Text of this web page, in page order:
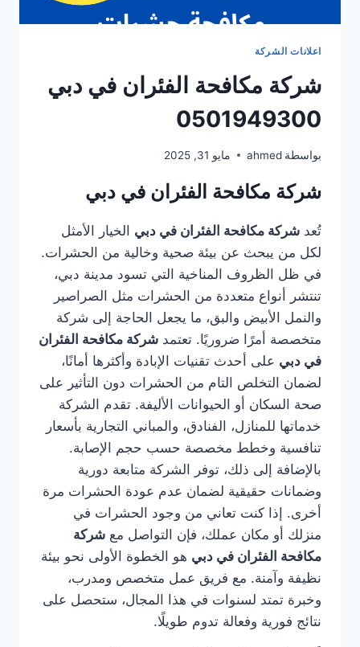
اعلانات الشركة
شركة مكافحة الفئران في دبي
0501949300
بواسطة ahmed مايو 31, 2025
شركة مكافحة الفئران في دبي
تُعد شركة مكافحة الفئران في دبي الخيار الأمثل
لكل من يبحث عن بيئة صحية وخالية من الحشرات.
في ظل الظروف المناخية التي تسود مدينة دبي،
تنتشر أنواع متعددة من الحشرات مثل الصراصير
والنمل الأبيض والبق، ما يجعل الحاجة إلى شركة
متخصصة أمرًا ضروريًا. تعتمد شركة مكافحة الفئران
في دبي على أحدث تقنيات الإبادة وأكثرها أمانًا،
لضمان التخلص التام من الحشرات دون التأثير على
صحة السكان أو الحيوانات الأليفة. تقدم الشركة
خدماتها للمنازل، الفنادق، والمباني التجارية بأسعار
تنافسية وخطط مخصصة حسب حجم الإصابة.
بالإضافة إلى ذلك، توفر الشركة متابعة دورية
وضمانات حقيقية لضمان عدم عودة الحشرات مرة
أخرى. إذا كنت تعاني من وجود الحشرات في
منزلك أو مكان عملك، فإن التواصل مع شركة
مكافحة الفئران في دبي هو الخطوة الأولى نحو بيئة
نظيفة وآمنة. مع فريق عمل متخصص ومدرب،
وخبرة تمتد لسنوات في هذا المجال، ستحصل على
نتائج فورية وفعالة تدوم طويلًا.